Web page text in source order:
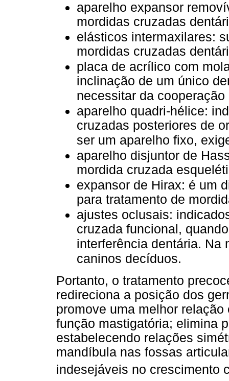
aparelho expansor
mordidas cruzadas
elásticos intermaxilares:
mordidas cruzadas
placa de acrílico com
inclinação de um único
necessitar da
aparelho quadri-hélice:
cruzadas posteriores de
ser um aparelho fixo,
aparelho disjuntor de
mordida cruzada
expansor de Hirax: é um
para tratamento de
ajustes oclusais:
cruzada funcional,
interferência dentária. Na
caninos decíduos.
Portanto, o tratamento
redireciona a posição dos
promove uma melhor
função mastigatória; elimina
estabelecendo relações
mandíbula nas fossas
indesejáveis no crescimento